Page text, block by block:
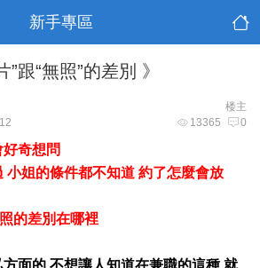
新手專區
”跟“無照”的差別 》
楼主
13365 0
奇想問
小姐的條件都不知道 約了怎麼會放
的差別在哪裡
方面的 不想讓人知道在兼職的這種 就